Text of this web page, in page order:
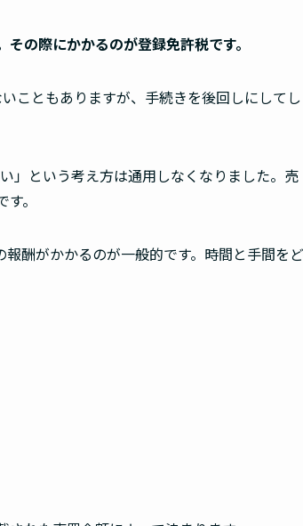
の際にかかるのが登録免許税です。
こともありますが、手続きを後回しにしてし
」という考え方は通用しなくなりました。売
。
酬がかかるのが一般的です。時間と手間をど